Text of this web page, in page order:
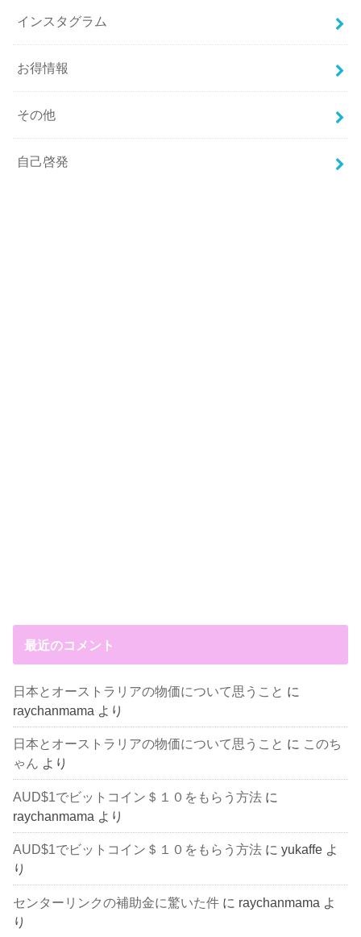
インスタグラム
お得情報
その他
自己啓発
最近のコメント
日本とオーストラリアの物価について思うこと に
raychanmama より
日本とオーストラリアの物価について思うこと に このち
ゃん より
AUD$1でビットコイン＄１０をもらう方法 に
raychanmama より
AUD$1でビットコイン＄１０をもらう方法 にyukaffe よ
り
センターリンクの補助金に驚いた件 に raychanmama よ
り